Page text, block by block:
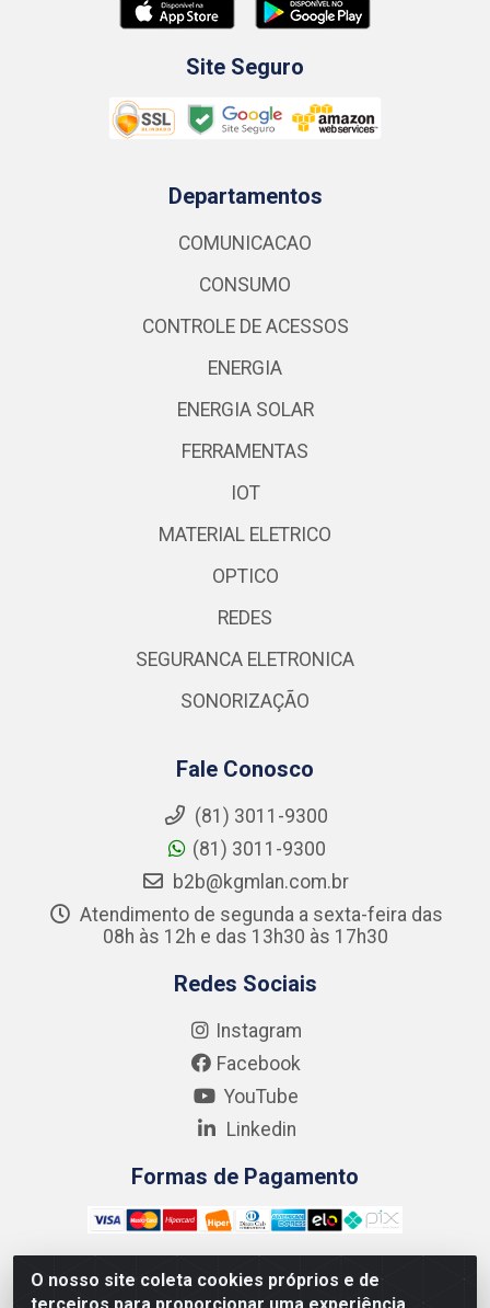
O nosso site coleta cookies próprios e de
Site Seguro
Departamentos
COMUNICACAO
CONSUMO
CONTROLE DE ACESSOS
ENERGIA
ENERGIA SOLAR
FERRAMENTAS
IOT
MATERIAL ELETRICO
OPTICO
REDES
SEGURANCA ELETRONICA
SONORIZAÇÃO
Fale Conosco
(81) 3011-9300
(81) 3011-9300
b2b@kgmlan.com.br
Atendimento de segunda a sexta-feira das
08h às 12h e das 13h30 às 17h30
Redes Sociais
Instagram
Facebook
YouTube
Linkedin
Formas de Pagamento